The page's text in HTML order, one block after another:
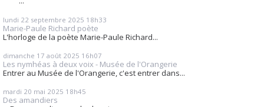
lundi 22 septembre 2025 18h33
Marie-Paule Richard poète
L'horloge de la poète Marie-Paule Richard...
dimanche 17 août 2025 16h07
Les nymhéas à deux voix - Musée de l'Orangerie
Entrer au Musée de l'Orangerie, c'est entrer dans...
mardi 20 mai 2025 18h45
Des amandiers